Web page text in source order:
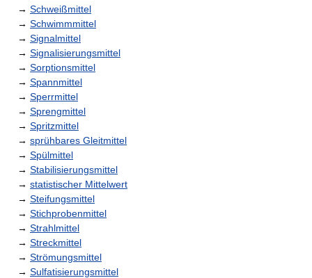
→ Schweißmittel
→ Schwimmmittel
→ Signalmittel
→ Signalisierungsmittel
→ Sorptionsmittel
→ Spannmittel
→ Sperrmittel
→ Sprengmittel
→ Spritzmittel
→ sprühbares Gleitmittel
→ Spülmittel
→ Stabilisierungsmittel
→ statistischer Mittelwert
→ Steifungsmittel
→ Stichprobenmittel
→ Strahlmittel
→ Streckmittel
→ Strömungsmittel
→ Sulfatisierungsmittel